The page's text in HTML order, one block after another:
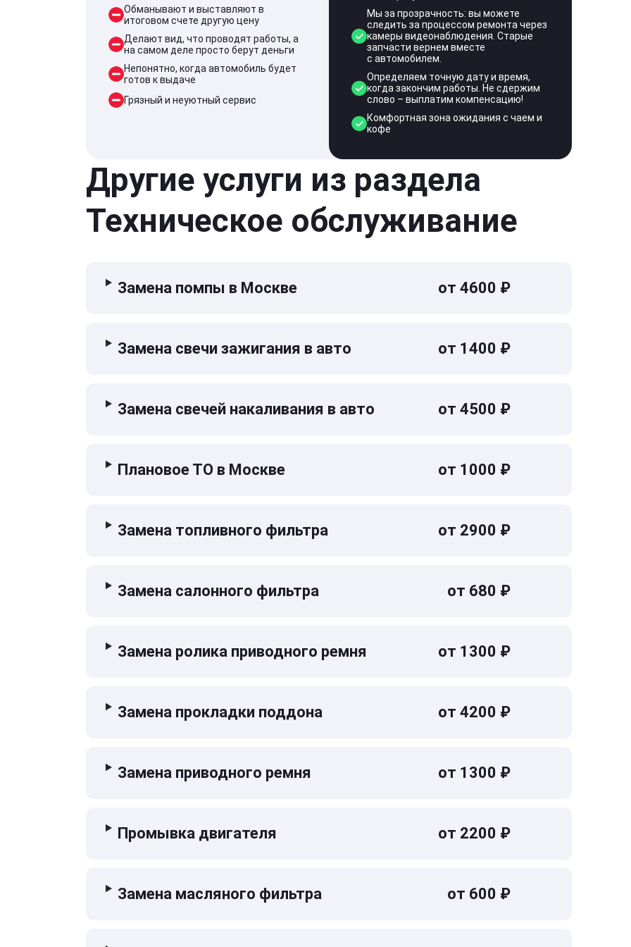
Обманывают и выставляют в
итоговом счете другую цену
Делают вид, что проводят работы, а
на самом деле просто берут деньги
Непонятно, когда автомобиль будет
готов к выдаче
Грязный и неуютный сервис
Мы за прозрачность: вы можете
следить за процессом ремонта через
камеры видеонаблюдения. Старые
запчасти вернем вместе
с автомобилем.
Определяем точную дату и время,
когда закончим работы. Не сдержим
слово – выплатим компенсацию!
Комфортная зона ожидания с чаем и
кофе
Другие услуги из раздела
Техническое обслуживание
Замена помпы в Москве от 4600 ₽
Замена свечи зажигания в авто от 1400 ₽
Замена свечей накаливания в авто от 4500 ₽
Плановое ТО в Москве от 1000 ₽
Замена топливного фильтра от 2900 ₽
Замена салонного фильтра от 680 ₽
Замена ролика приводного ремня от 1300 ₽
Замена прокладки поддона от 4200 ₽
Замена приводного ремня от 1300 ₽
Промывка двигателя от 2200 ₽
Замена масляного фильтра от 600 ₽